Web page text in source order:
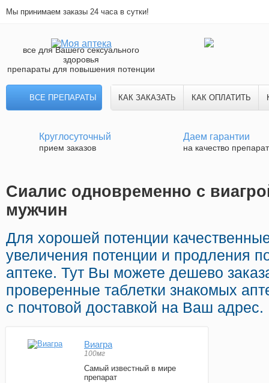
Мы принимаем заказы 24 часа в сутки!
все для Вашего сексуального
здоровья
препараты для повышения потенции
ВСЕ ПРЕПАРАТЫ КАК ЗАКАЗАТЬ КАК ОПЛАТИТЬ
Круглосуточный
прием заказов
Даем гарантии
на качество
Сиалис одновременно с
мужчин
Для хорошей потенции
увеличения потенции и продления
аптеке. Тут Вы можете дешево
проверенные таблетки знакомых
с почтовой доставкой на Ваш адрес.
Виагра
100мг
Самый известный в мире
препарат